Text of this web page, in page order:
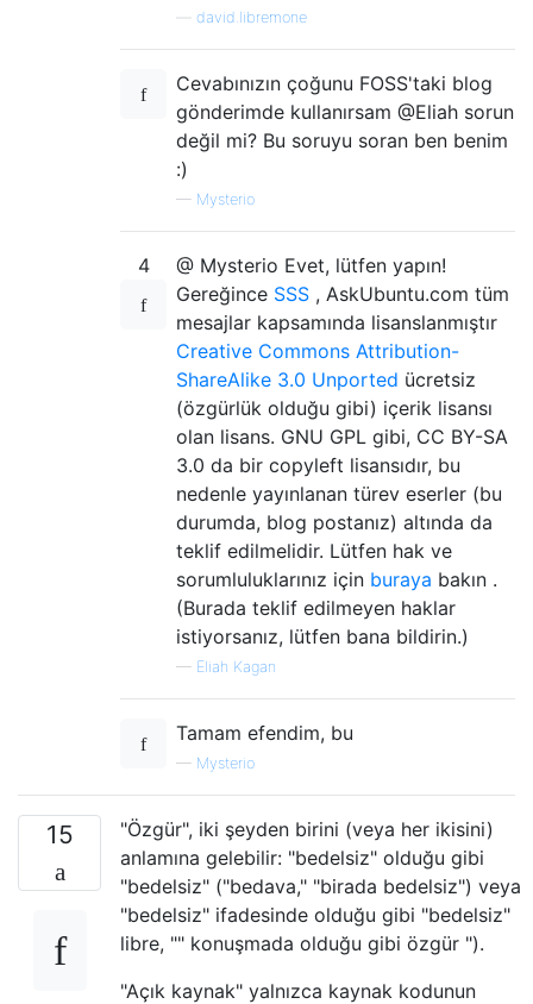
david.libremone
Cevabınızın çoğunu FOSS'taki blog
gönderimde kullanırsam @Eliah sorun
değil mi? Bu soruyu soran ben benim
:)
— Mysterio
4
@ Mysterio Evet, lütfen yapın!
Gereğince SSS , AskUbuntu.com tüm
mesajlar kapsamında lisanslanmıştır
Creative Commons Attribution-
ShareAlike 3.0 Unported ücretsiz
(özgürlük olduğu gibi) içerik lisansı
olan lisans. GNU GPL gibi, CC BY-SA
3.0 da bir copyleft lisansıdır, bu
nedenle yayınlanan türev eserler (bu
durumda, blog postanız) altında da
teklif edilmelidir. Lütfen hak ve
sorumluluklarınız için buraya bakın .
(Burada teklif edilmeyen haklar
istiyorsanız, lütfen bana bildirin.)
— Eliah Kagan
Tamam efendim, bu
— Mysterio
15
"Özgür", iki şeyden birini (veya her ikisini)
anlamına gelebilir: "bedelsiz" olduğu gibi
"bedelsiz" ("bedava," "birada bedelsiz") veya
"bedelsiz" ifadesinde olduğu gibi "bedelsiz"
libre, "" konuşmada olduğu gibi özgür ").
"Açık kaynak" yalnızca kaynak kodunun